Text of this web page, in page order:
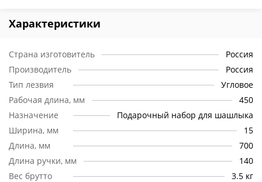
Характеристики
Страна изготовитель
Россия
Производитель
Россия
Тип лезвия
Угловое
Рабочая длина, мм
450
Назначение
Подарочный набор для шашлыка
Ширина, мм
15
Длина, мм
700
Длина ручки, мм
140
Вес брутто
3.5 кг